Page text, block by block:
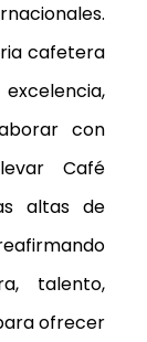
cafetera
con
Café
altas de
talento,
ofrecer